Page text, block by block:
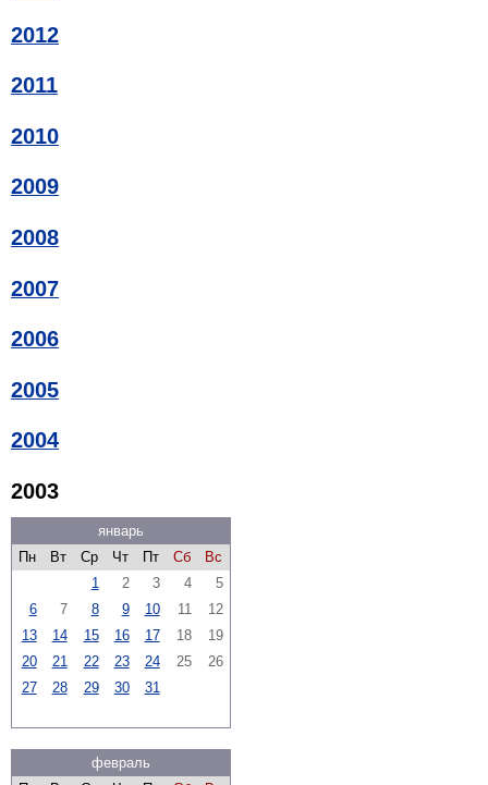
2012
2011
2010
2009
2008
2007
2006
2005
2004
2003
январь
Пн
Вт Ср Чт Пт Сб
Вс
1
2 3 4
5
6
7 8 9 10 11
12
13
14 15 16 17 18
19
20
21 22 23 24 25
26
27
28 29 30 31
февраль